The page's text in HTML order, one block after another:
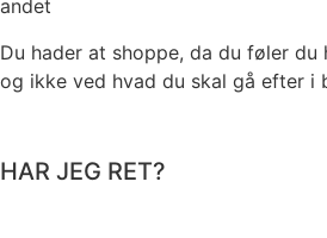
andet
Du hader at shoppe, da du føler
og ikke ved hvad du skal gå efter i
HAR JEG RET?